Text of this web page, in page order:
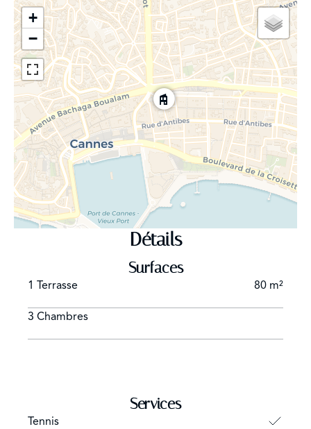
+
−
Détails
Surfaces
1 Terrasse 80 m²
3 Chambres
Services
Tennis